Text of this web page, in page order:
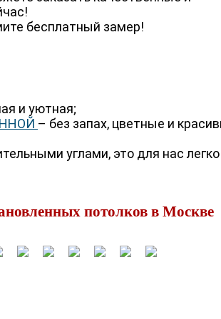
бесплатный замер!
и уютная;
– без запах, цветные и
углами, это для нас легко
потолков в Москве